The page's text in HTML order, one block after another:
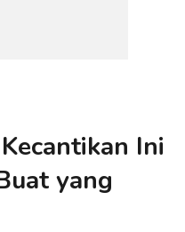
Ini
yang